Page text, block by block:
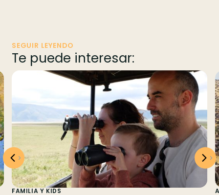
SEGUIR LEYENDO
Te puede interesar:
FAMILIA Y KIDS